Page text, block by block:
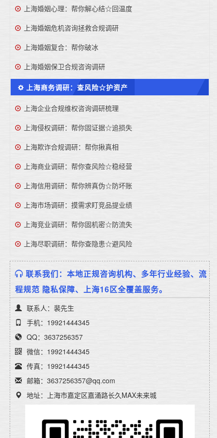
上海婚姻心理：帮你解心结☆回温度
上海婚姻危机咨询拯救合规调研
上海婚姻复合：帮你破冰
上海婚姻保卫合规咨询调研
上海商务调研：查风险☆护资产
上海企业合规维权咨询调研梳理
上海侵权调研：帮你固证据☆追损失
上海欺诈合规调研：帮你揪真相
上海商业调研：帮你查风险☆稳经营
上海信用调研：帮你辨真伪☆防坏账
上海市场调研：摸需求盯竞品提业绩
上海竞业调研：帮你固机密☆防流失
上海尽职调研：帮你查隐患☆避风险
联系我们：本地正规咨询机构、多年行业经验、流
程规范 隐私保障、上海16区全覆盖服务。
联系人：裴先生
手机：19921444345
QQ：3637256357
微信：19921444345
传真：19921444345
邮箱：3637256357@qq.com
地址：上海市嘉定区嘉涌路长久MAX未来城